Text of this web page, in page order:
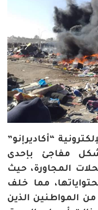
“أكاديرإنو”
مفاجئ بإحدى
المجاورة، حيث
مما خلف
المواطنين الذين